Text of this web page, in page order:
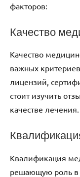
факторов:
Качество
Качество
важных
лицензий,
стоит изучить
качестве лечения.
Квалификация
решающую роль в